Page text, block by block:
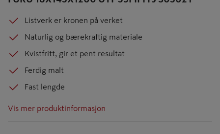
Listverk er kronen på verket
Naturlig og bærekraftig materiale
Kvistfritt, gir et pent resultat
Ferdig malt
Fast lengde
Vis mer produktinformasjon